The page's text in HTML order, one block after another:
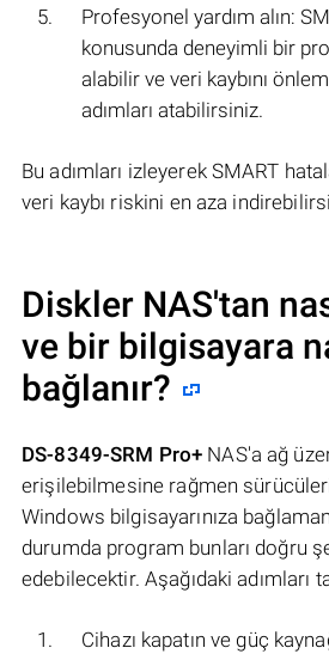
Profesyonel yardım alın:
konusunda deneyimli bir
alabilir ve veri kaybını
adımları atabilirsiniz.
Bu adımları izleyerek SMART
veri kaybı riskini en aza
Diskler NAS'tan
ve bir bilgisayara
bağlanır?
DS-8349-SRM Pro+ NAS'a ağ
erişilebilmesine rağmen
Windows bilgisayarınıza
durumda program bunları doğru
edebilecektir. Aşağıdaki adımları
Cihazı kapatın ve güç